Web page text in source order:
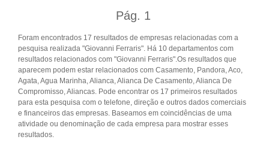
Pág. 1
Foram encontrados 17 resultados de empresas relacionadas com a
pesquisa realizada "Giovanni Ferraris". Há 10 departamentos com
resultados relacionados com "Giovanni Ferraris".Os resultados que
aparecem podem estar relacionados com Casamento, Pandora, Aco,
Agata, Agua Marinha, Alianca, Alianca De Casamento, Alianca De
Compromisso, Aliancas. Pode encontrar os 17 primeiros resultados
para esta pesquisa com o telefone, direção e outros dados comerciais
e financeiros das empresas. Baseamos em coincidências de uma
atividade ou denominação de cada empresa para mostrar esses
resultados.